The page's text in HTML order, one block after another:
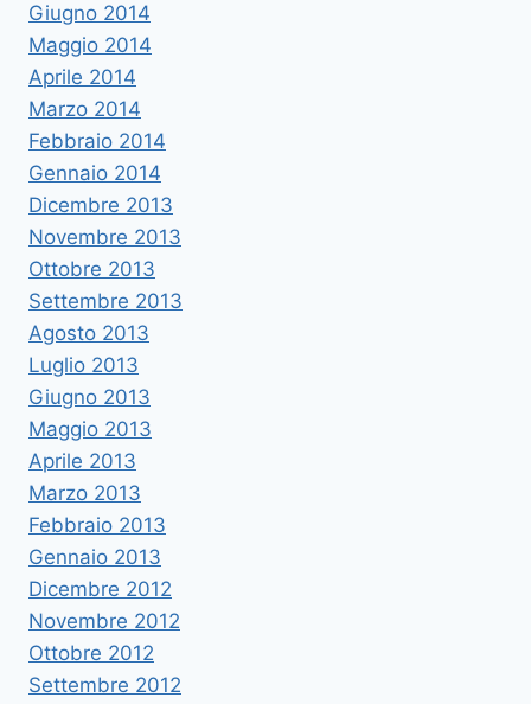
Giugno 2014
Maggio 2014
Aprile 2014
Marzo 2014
Febbraio 2014
Gennaio 2014
Dicembre 2013
Novembre 2013
Ottobre 2013
Settembre 2013
Agosto 2013
Luglio 2013
Giugno 2013
Maggio 2013
Aprile 2013
Marzo 2013
Febbraio 2013
Gennaio 2013
Dicembre 2012
Novembre 2012
Ottobre 2012
Settembre 2012